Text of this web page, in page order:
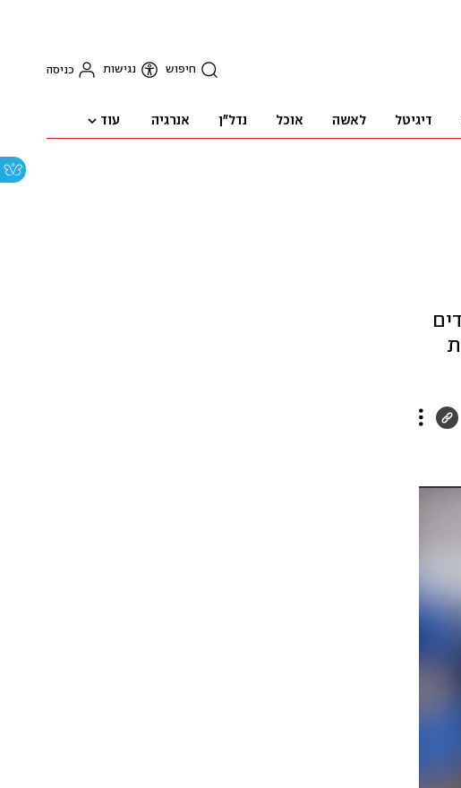
חיפוש נגישות כניסה
דיגיטל לאשה אוכל נדל"ן אנרגיה עוד